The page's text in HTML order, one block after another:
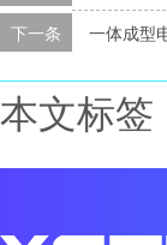
下一条
一体成型
本文标签